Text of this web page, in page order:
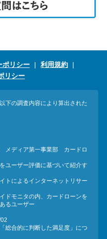
ポリシー
利用規約
リシー
下の調査内容により算出された
メディア第一事業部 カードロ
ユーザー評価に基づいて紹介す
トによるインターネットリサー
ドモニタの内、カードローンを
るユーザー
総合的に判断した満足度」につ